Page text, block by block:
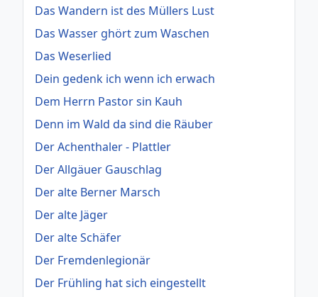
Das Wandern ist des Müllers Lust
Das Wasser ghört zum Waschen
Das Weserlied
Dein gedenk ich wenn ich erwach
Dem Herrn Pastor sin Kauh
Denn im Wald da sind die Räuber
Der Achenthaler - Plattler
Der Allgäuer Gauschlag
Der alte Berner Marsch
Der alte Jäger
Der alte Schäfer
Der Fremdenlegionär
Der Frühling hat sich eingestellt